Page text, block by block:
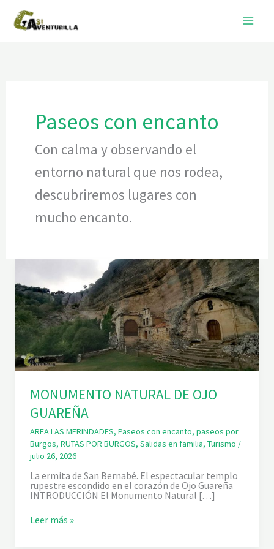
contenido
Paseos con encanto
Con calma y observando el
entorno natural que nos rodea,
descubriremos lugares con
mucho encanto.
MONUMENTO NATURAL DE OJO
GUAREÑA
AREA LAS MERINDADES, Paseos con encanto, paseos por
Burgos, RUTAS POR BURGOS, Salidas en familia, Turismo /
julio 26, 2026
La ermita de San Bernabé. El espectacular templo
rupestre escondido en el corazón de Ojo Guareña
INTRODUCCIÓN El Monumento Natural […]
M
Leer más »